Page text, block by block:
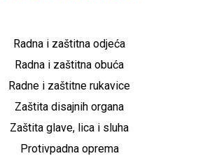
Radna i zaštitna odjeća
Radna i zaštitna obuća
Radne i zaštitne rukavice
Zaštita disajnih organa
Zaštita glave, lica i sluha
Protivpadna oprema